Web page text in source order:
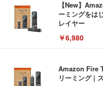
【New】
ーミングをは
レイヤー
￥6,980
Amazon Fire
リーミング |